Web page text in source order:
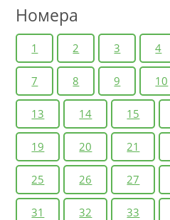
Номера
1 2 3 4
7 8 9 10
13 14 15
19 20 21
25 26 27
31 32 33